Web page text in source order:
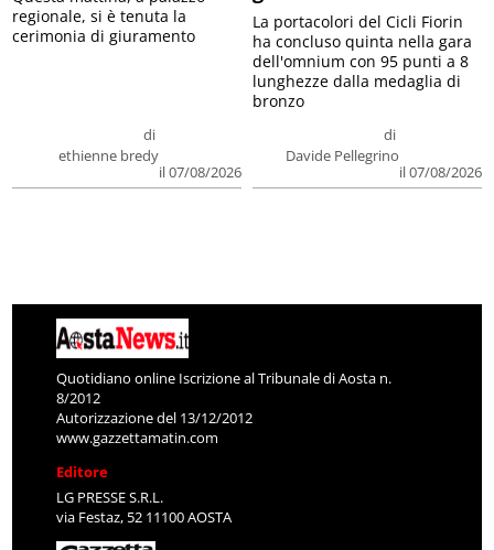
di
ethienne bredy
il 07/08/2026
regionale, si è tenuta la
cerimonia di giuramento
di
Davide Pellegrino
il 07/08/2026
La portacolori del Cicli Fiorin
ha concluso quinta nella gara
dell'omnium con 95 punti a 8
lunghezze dalla medaglia di
bronzo
Quotidiano online Iscrizione al Tribunale di Aosta n.
8/2012
Autorizzazione del 13/12/2012
www.gazzettamatin.com
Editore
LG PRESSE S.R.L.
via Festaz, 52 11100 AOSTA